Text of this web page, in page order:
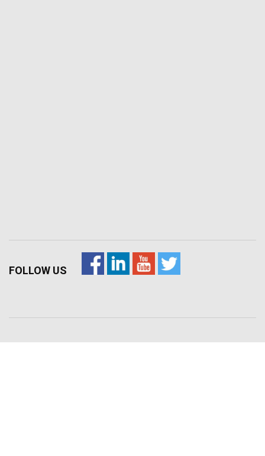
FOLLOW US